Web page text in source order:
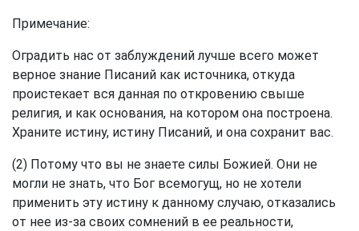
Примечание:
Оградить нас от заблуждений лучше всего может
верное знание Писаний как источника, откуда
проистекает вся данная по откровению свыше
религия, и как основания, на котором она построена.
Храните истину, истину Писаний, и она сохранит вас.
(2) Потому что вы не знаете силы Божией. Они не
могли не знать, что Бог всемогущ, но не хотели
применить эту истину к данному случаю, отказались
от нее из-за своих сомнений в ее реальности,